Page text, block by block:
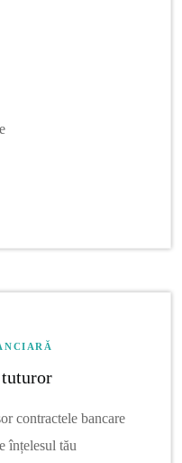
tuturor
contractele bancare
înțelesul tău